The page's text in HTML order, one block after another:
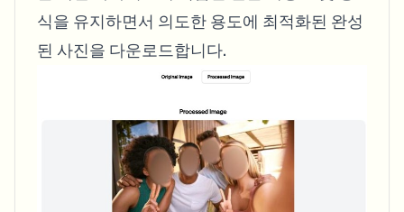
식을 유지하면서 의도한 용도에 최적화된 완성
된 사진을 다운로드합니다.